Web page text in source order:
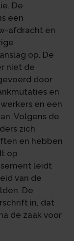
De
een
afdracht en
op. De
niet de
door
en
en een
Volgens de
zich
en hebben
op
leidt
van de
De
in, dat
de zaak voor